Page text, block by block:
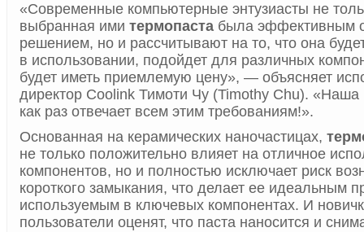
«Современные компьютерные энтузиасты не
выбранная ими термопаста была эффективным
решением, но и рассчитывают на то, что она
в использовании, подойдет для различных
будет иметь приемлемую цену», — объясняет
директор Coolink Тимоти Чу (Timothy Chu). «Наша
как раз отвечает всем этим требованиям!».
Основанная на керамических наночастицах,
не только положительно влияет на отличное
компонентов, но и полностью исключает риск
короткого замыкания, что делает ее идеальным
используемым в ключевых компонентах. И
пользователи оценят, что паста наносится и